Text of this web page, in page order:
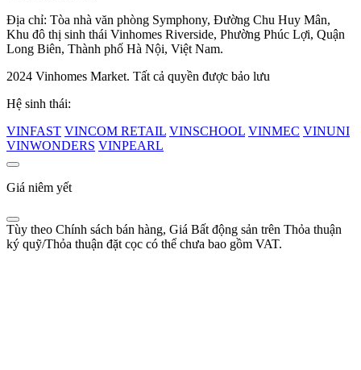
Địa chỉ: Tòa nhà văn phòng Symphony, Đường Chu Huy Mân,
Khu đô thị sinh thái Vinhomes Riverside, Phường Phúc Lợi, Quận
Long Biên, Thành phố Hà Nội, Việt Nam.
2024 Vinhomes Market. Tất cả quyền được bảo lưu
Hệ sinh thái:
VINFAST VINCOM RETAIL VINSCHOOL VINMEC VINUNI
VINWONDERS VINPEARL
Giá niêm yết
Tùy theo Chính sách bán hàng, Giá Bất động sản trên Thỏa thuận
ký quỹ/Thỏa thuận đặt cọc có thể chưa bao gồm VAT.